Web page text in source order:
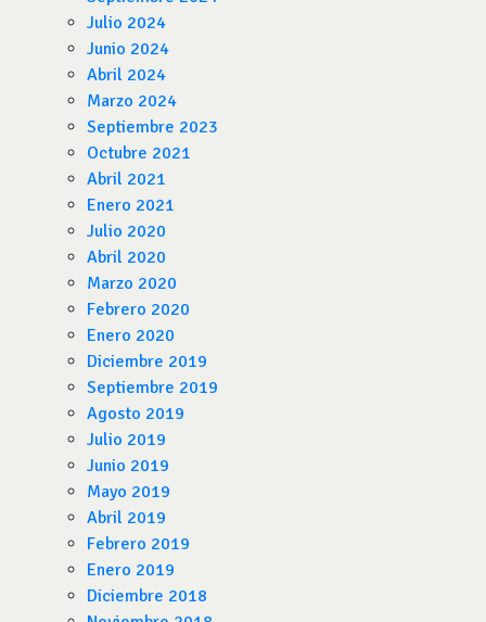
Julio 2024
Junio 2024
Abril 2024
Marzo 2024
Septiembre 2023
Octubre 2021
Abril 2021
Enero 2021
Julio 2020
Abril 2020
Marzo 2020
Febrero 2020
Enero 2020
Diciembre 2019
Septiembre 2019
Agosto 2019
Julio 2019
Junio 2019
Mayo 2019
Abril 2019
Febrero 2019
Enero 2019
Diciembre 2018